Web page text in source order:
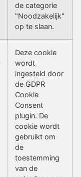
de categorie
"Noodzakelijk"
op te slaan.
Deze cookie
wordt
ingesteld door
de GDPR
Cookie
Consent
plugin. De
cookie wordt
gebruikt om
de
toestemming
van de